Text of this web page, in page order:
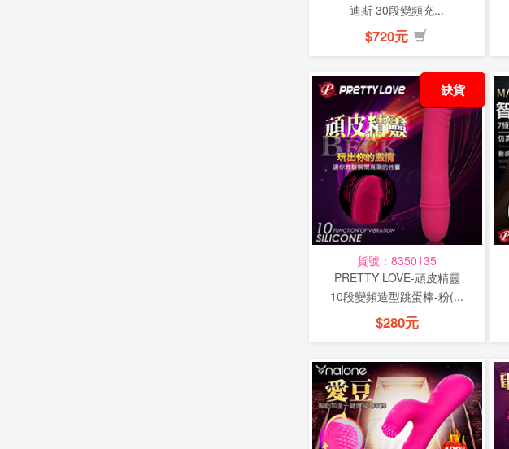
迪斯 30段變頻充...
$720元
貨號：8350135
PRETTY LOVE-頑皮精靈
10段變頻造型跳蛋棒-粉(...
$280元
缺貨